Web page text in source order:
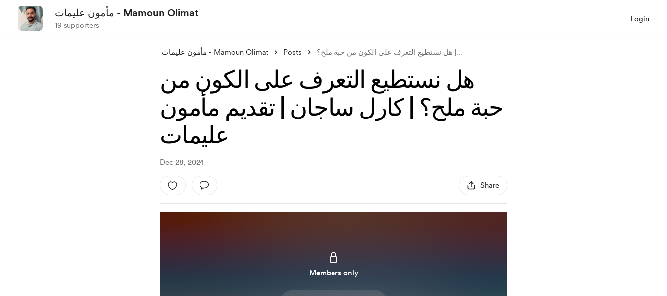
مأمون عليمات - Mamoun Olimat
19 supporters
Login
مأمون عليمات - Mamoun Olimat Posts هل نستطيع التعرف على الكون من حبة ملح؟ |...
هل نستطيع التعرف على الكون من
حبة ملح؟ | كارل ساجان | تقديم مأمون
عليمات
Dec 28, 2024
Share
Members only